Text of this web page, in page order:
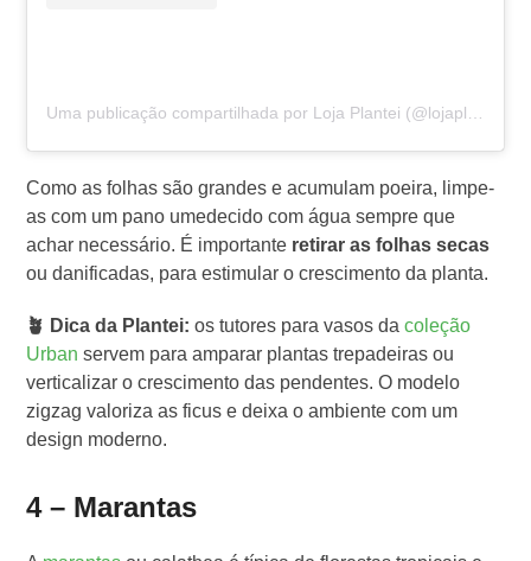
Uma publicação compartilhada por Loja Plantei (@lojaplantei)
Como as folhas são grandes e acumulam poeira, limpe-
as com um pano umedecido com água sempre que
achar necessário. É importante retirar as folhas secas
ou danificadas, para estimular o crescimento da planta.
🪴 Dica da Plantei:os tutores para vasos da coleção
Urban servem para amparar plantas trepadeiras ou
verticalizar o crescimento das pendentes. O modelo
zigzag valoriza as ficus e deixa o ambiente com um
design moderno.
4 – Marantas